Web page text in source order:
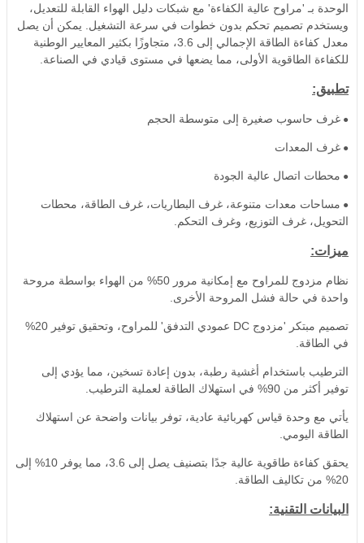
الوحدة بـ 'مراوح عالية الكفاءة' مع شبكات دليل الهواء القابلة للتعديل،
ويستخدم تصميم تحكم بدون خطوات في سرعة التشغيل. يمكن أن يصل
معدل كفاءة الطاقة الإجمالي إلى 3.6، متجاوزًا بكثير المعايير الوطنية
للكفاءة الطاقوية الأولى، مما يضعها في مستوى قيادي في الصناعة.
تطبيق:
● غرف حاسوب صغيرة إلى متوسطة الحجم
● غرف المعدات
● محطات اتصال عالية الجودة
● مساحات معدات متنوعة، غرف البطاريات، غرف الطاقة، محطات
التحويل، غرف التوزيع، وغرف التحكم.
ميزات:
نظام مزدوج للمراوح مع إمكانية مرور 50% من الهواء بواسطة مروحة
واحدة في حالة فشل المروحة الأخرى.
تصميم مبتكر 'مزدوج DC عمودي التدفق' للمراوح، وتحقيق توفير 20%
في الطاقة.
الترطيب باستخدام أغشية رطبة، بدون إعادة تسخين، مما يؤدي إلى
توفير أكثر من 90% في استهلاك الطاقة لعملية الترطيب.
يأتي مع وحدة قياس كهربائية عادية، توفر بيانات واضحة عن استهلاك
الطاقة اليومي.
يحقق كفاءة طاقوية عالية جدًا بتصنيف يصل إلى 3.6، مما يوفر 10% إلى
20% من تكاليف الطاقة.
البيانات التقنية: